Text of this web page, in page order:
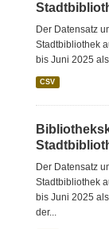
Der Datensatz
Stadtbibliothek
bis Juni 2025
CSV
Der Datensatz
Stadtbibliothek
bis Juni 2025
der...